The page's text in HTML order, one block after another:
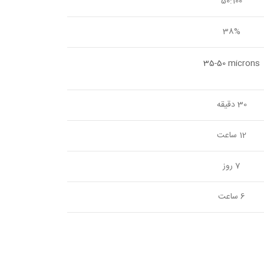
38%
35-50 microns
30 دقیقه
12 ساعت
7 روز
6 ساعت